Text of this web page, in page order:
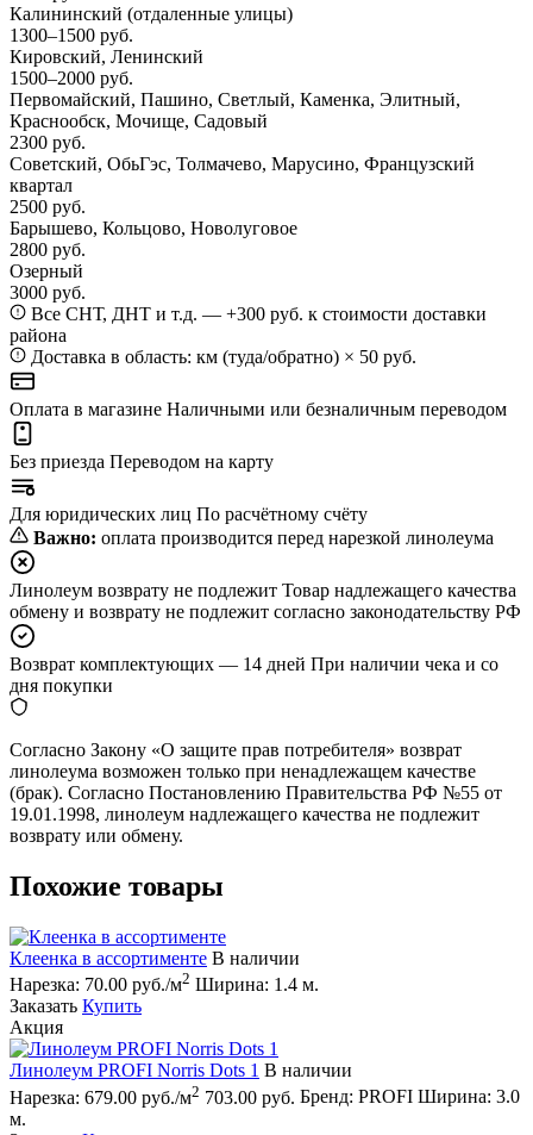
Калининский (отдаленные улицы)
1300–1500 руб.
Кировский, Ленинский
1500–2000 руб.
Первомайский, Пашино, Светлый, Каменка, Элитный,
Краснообск, Мочище, Садовый
2300 руб.
Советский, ОбьГэс, Толмачево, Марусино, Французский
квартал
2500 руб.
Барышево, Кольцово, Новолуговое
2800 руб.
Озерный
3000 руб.
Все СНТ, ДНТ и т.д. — +300 руб. к стоимости доставки
района
Доставка в область: км (туда/обратно) × 50 руб.
Оплата в магазине Наличными или безналичным переводом
Без приезда Переводом на карту
Для юридических лиц По расчётному счёту
Важно: оплата производится перед нарезкой линолеума
Линолеум возврату не подлежит Товар надлежащего качества
обмену и возврату не подлежит согласно законодательству РФ
Возврат комплектующих — 14 дней При наличии чека и со
дня покупки
Согласно Закону «О защите прав потребителя» возврат
линолеума возможен только при ненадлежащем качестве
(брак). Согласно Постановлению Правительства РФ №55 от
19.01.1998, линолеум надлежащего качества не подлежит
возврату или обмену.
Похожие товары
Клеенка в ассортименте В наличии
Нарезка: 70.00 руб./м2 Ширина: 1.4 м.
Заказать Купить
Акция
Линолеум PROFI Norris Dots 1 В наличии
Нарезка: 679.00 руб./м2 703.00 руб. Бренд: PROFI Ширина: 3.0
м.